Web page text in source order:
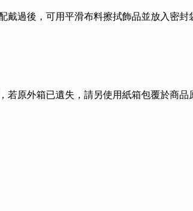
過後，可用平滑布料擦拭飾品並放入密
原外箱已遺失，請另使用紙箱包覆於商